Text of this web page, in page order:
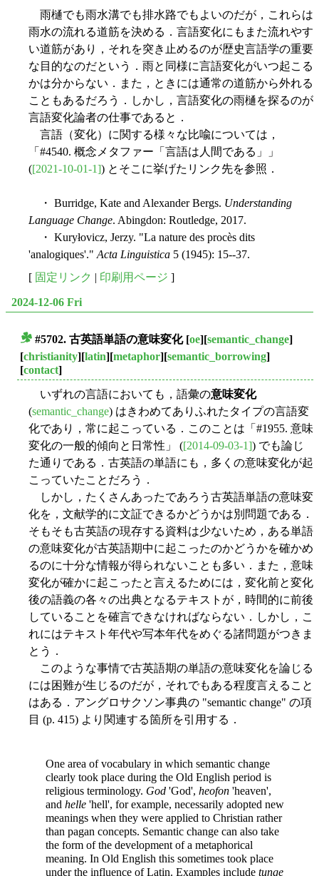
雨樋でも雨水溝でも排水路でもよいのだが，これらは
雨水の流れる道筋を決める．言語変化にもまた流れやす
い道筋があり，それを突き止めるのが歴史言語学の重要
な目的なのだという．雨と同様に言語変化がいつ起こる
かは分からない．また，ときには通常の道筋から外れる
こともあるだろう．しかし，言語変化の雨樋を探るのが
言語変化論者の仕事であると．
言語（変化）に関する様々な比喩については，
「#4540. 概念メタファー「言語は人間である」」
([2021-10-01-1]) とそこに挙げたリンク先を参照．
・ Burridge, Kate and Alexander Bergs. Understanding
Language Change. Abingdon: Routledge, 2017.
・ Kuryłovicz, Jerzy. "La nature des procès dits
'analogiques'."Acta Linguistica 5 (1945): 15--37.
[ 固定リンク | 印刷用ページ ]
2024-12-06 Fri
#5702. 古英語単語の意味変化[oe][semantic_change]
[christianity][latin][metaphor][semantic_borrowing]
[contact]
いずれの言語においても，語彙の意味変化
(semantic_change) はきわめてありふれたタイプの言語変
化であり，常に起こっている．このことは「#1955. 意味
変化の一般的傾向と日常性」 ([2014-09-03-1]) でも論じ
た通りである．古英語の単語にも，多くの意味変化が起
こっていたことだろう．
しかし，たくさんあったであろう古英語単語の意味変
化を，文献学的に文証できるかどうかは別問題である．
そもそも古英語の現存する資料は少ないため，ある単語
の意味変化が古英語期中に起こったのかどうかを確かめ
るのに十分な情報が得られないことも多い．また，意味
変化が確かに起こったと言えるためには，変化前と変化
後の語義の各々の出典となるテキストが，時間的に前後
していることを確言できなければならない．しかし，こ
れにはテキスト年代や写本年代をめぐる諸問題がつきま
とう．
このような事情で古英語期の単語の意味変化を論じる
には困難が生じるのだが，それでもある程度言えること
はある．アングロサクソン事典の "semantic change" の項
目 (p. 415) より関連する箇所を引用する．
One area of vocabulary in which semantic change
clearly took place during the Old English period is
religious terminology. God 'God', heofon 'heaven',
and helle 'hell', for example, necessarily adopted new
meanings when they were applied to Christian rather
than pagan concepts. Semantic change can also take
the form of the development of a metaphorical
meaning. In Old English this sometimes took place
under the influence of Latin. Examples include tunge